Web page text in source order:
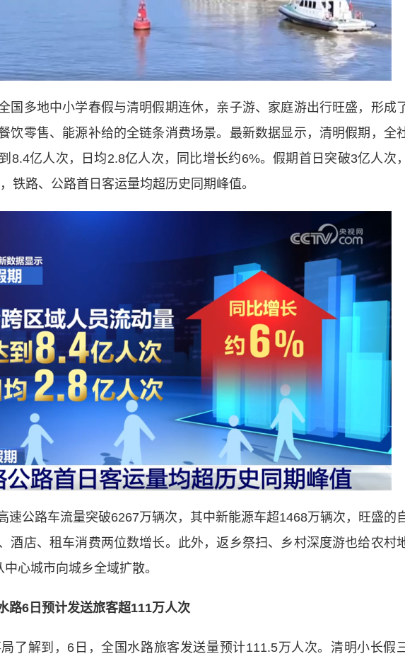
多地中小学春假与清明假期连休，亲子游、家庭游出行旺盛，形成
饮零售、能源补给的全链条消费场景。最新数据显示，清明假期，全
8.4亿人次，日均2.8亿人次，同比增长约6%。假期首日突破3亿人次
铁路、公路首日客运量均超历史同期峰值。
公路车流量突破6267万辆次，其中新能源车超1468万辆次，旺盛的
酒店、租车消费两位数增长。此外，返乡祭扫、乡村深度游也给农村
心城市向城乡全域扩散。
6日预计发送旅客超111万人次
解到，6日，全国水路旅客发送量预计111.5万人次。清明小长假